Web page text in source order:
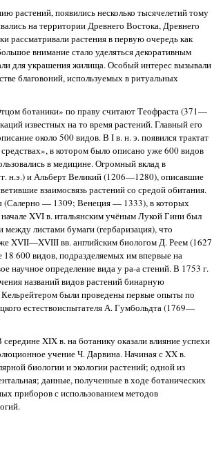
растений, появились несколько тысячелетий тому
на территории Древнего Востока, Древнего
растения в первую очередь как
внимание стало уделяться декоративным
для украшения жилища. Особый интерес вызывали
благовоний, используемых в ритуальных
ботаники» по праву считают Теофраста (371—
известных на то время растений. Главный его
около 500 видов. В I в. н. э. появился трактат
в котором было описано уже 600 видов
в медицине. Огромный вклад в
н.э.) и Альберт Великий (1206—1280), описавшие
взаимосвязь растений со средой обитания.
(Салерно — 1309; Венеция — 1333), в которых
XVI в. итальянским учёным Лукой Гини был
листами бумаги (гербаризация), что
XVII—XVIII вв. английским биологом Д. Реем (1627
600 видов, подразделяемых им впервые на
научное определение вида у ра-а стений. В 1753 г.
названий видов растений бинарную
были проведены первые опыты по
естествоиспытателя А. Гумбольдта (1769—
XIX в. на ботанику оказали влияние успехи
учение Ч. Дарвина. Начиная с XX в.
биологии и экологии растений; одной из
данные, полученные в ходе ботанических
приборов с использованием методов